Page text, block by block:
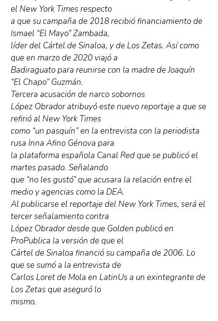
el New York Times respecto
a que su campaña de 2018 recibió financiamiento de
Ismael “El Mayo” Zambada,
líder del Cártel de Sinaloa, y de Los Zetas. Así como
que en marzo de 2020 viajó a
Badiraguato para reunirse con la madre de Joaquín
“El Chapo” Guzmán.
Tercera acusación de narco sobornos
López Obrador atribuyó este nuevo reportaje a que se
refirió al New York Times
como “un pasquín” en la entrevista con la periodista
rusa Inna Afino Génova para
la plataforma española Canal Red que se publicó el
martes pasado. Señalando
que “no les gustó” que acusara la relación entre el
medio y agencias como la DEA.
Al publicarse el reportaje del New York Times, será el
tercer señalamiento contra
López Obrador desde que Golden publicó en
ProPublica la versión de que el
Cártel de Sinaloa financió su campaña de 2006. Lo
que se sumó a la entrevista de
Carlos Loret de Mola en LatinUs a un exintegrante de
Los Zetas que aseguró lo
mismo.